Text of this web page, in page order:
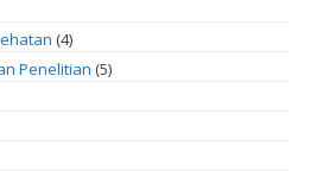
(4)
Penelitian (5)